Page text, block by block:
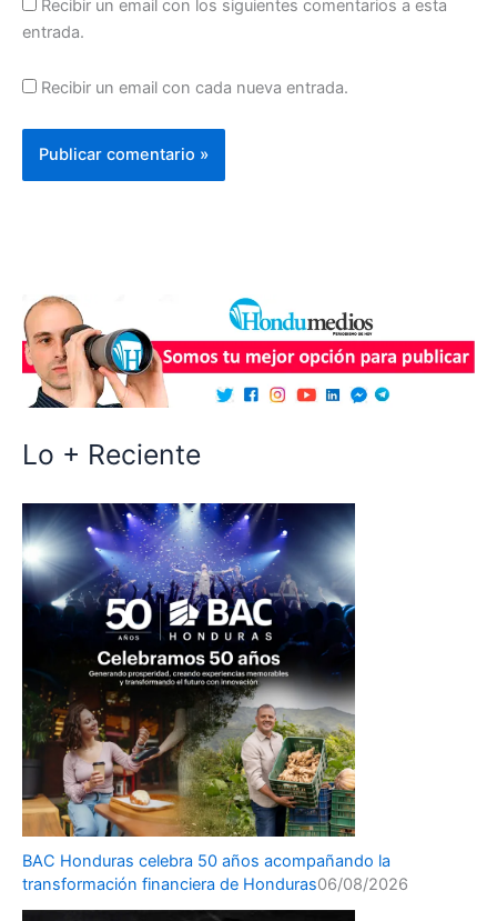
Recibir un email con los siguientes comentarios a esta
entrada.
Recibir un email con cada nueva entrada.
Lo + Reciente
BAC Honduras celebra 50 años acompañando la
transformación financiera de Honduras06/08/2026